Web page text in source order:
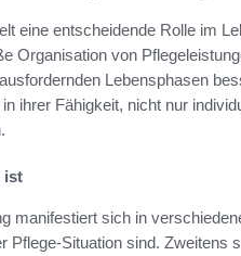
eine entscheidende Rolle im
Organisation von
Lebensphasen
ihrer Fähigkeit, nicht nur
ist
manifestiert sich in
Pflege-Situation sind. Zweitens